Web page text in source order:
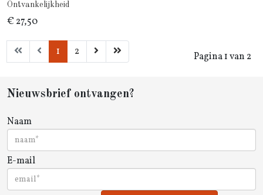
Ontvankelijkheid
€ 27,50
Pagina 1 van 2
1 2
Nieuwsbrief ontvangen?
Naam
E-mail